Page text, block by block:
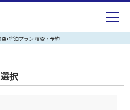
空+宿泊プラン 検索・予約
択